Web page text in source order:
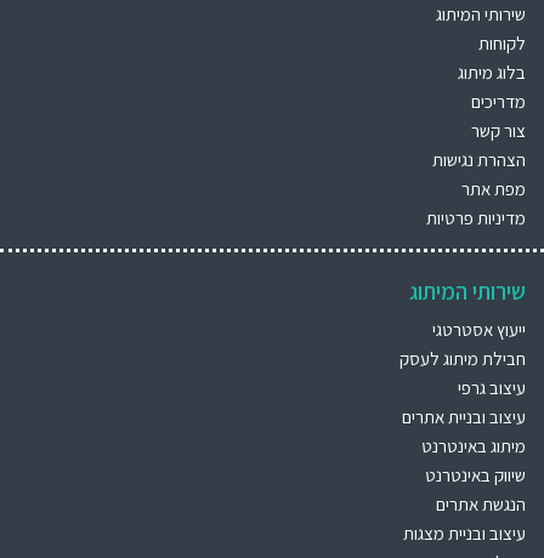
שירותי המיתוג
לקוחות
בלוג מיתוג
מדריכים
צור קשר
הצהרת נגישות
מפת אתר
מדיניות פרטיות
שירותי המיתוג
ייעוץ אסטרטגי
חבילת מיתוג לעסק
עיצוב גרפי
עיצוב ובניית אתרים
מיתוג באינטרנט
שיווק באינטרנט
הנגשת אתרים
עיצוב ובניית מצגות